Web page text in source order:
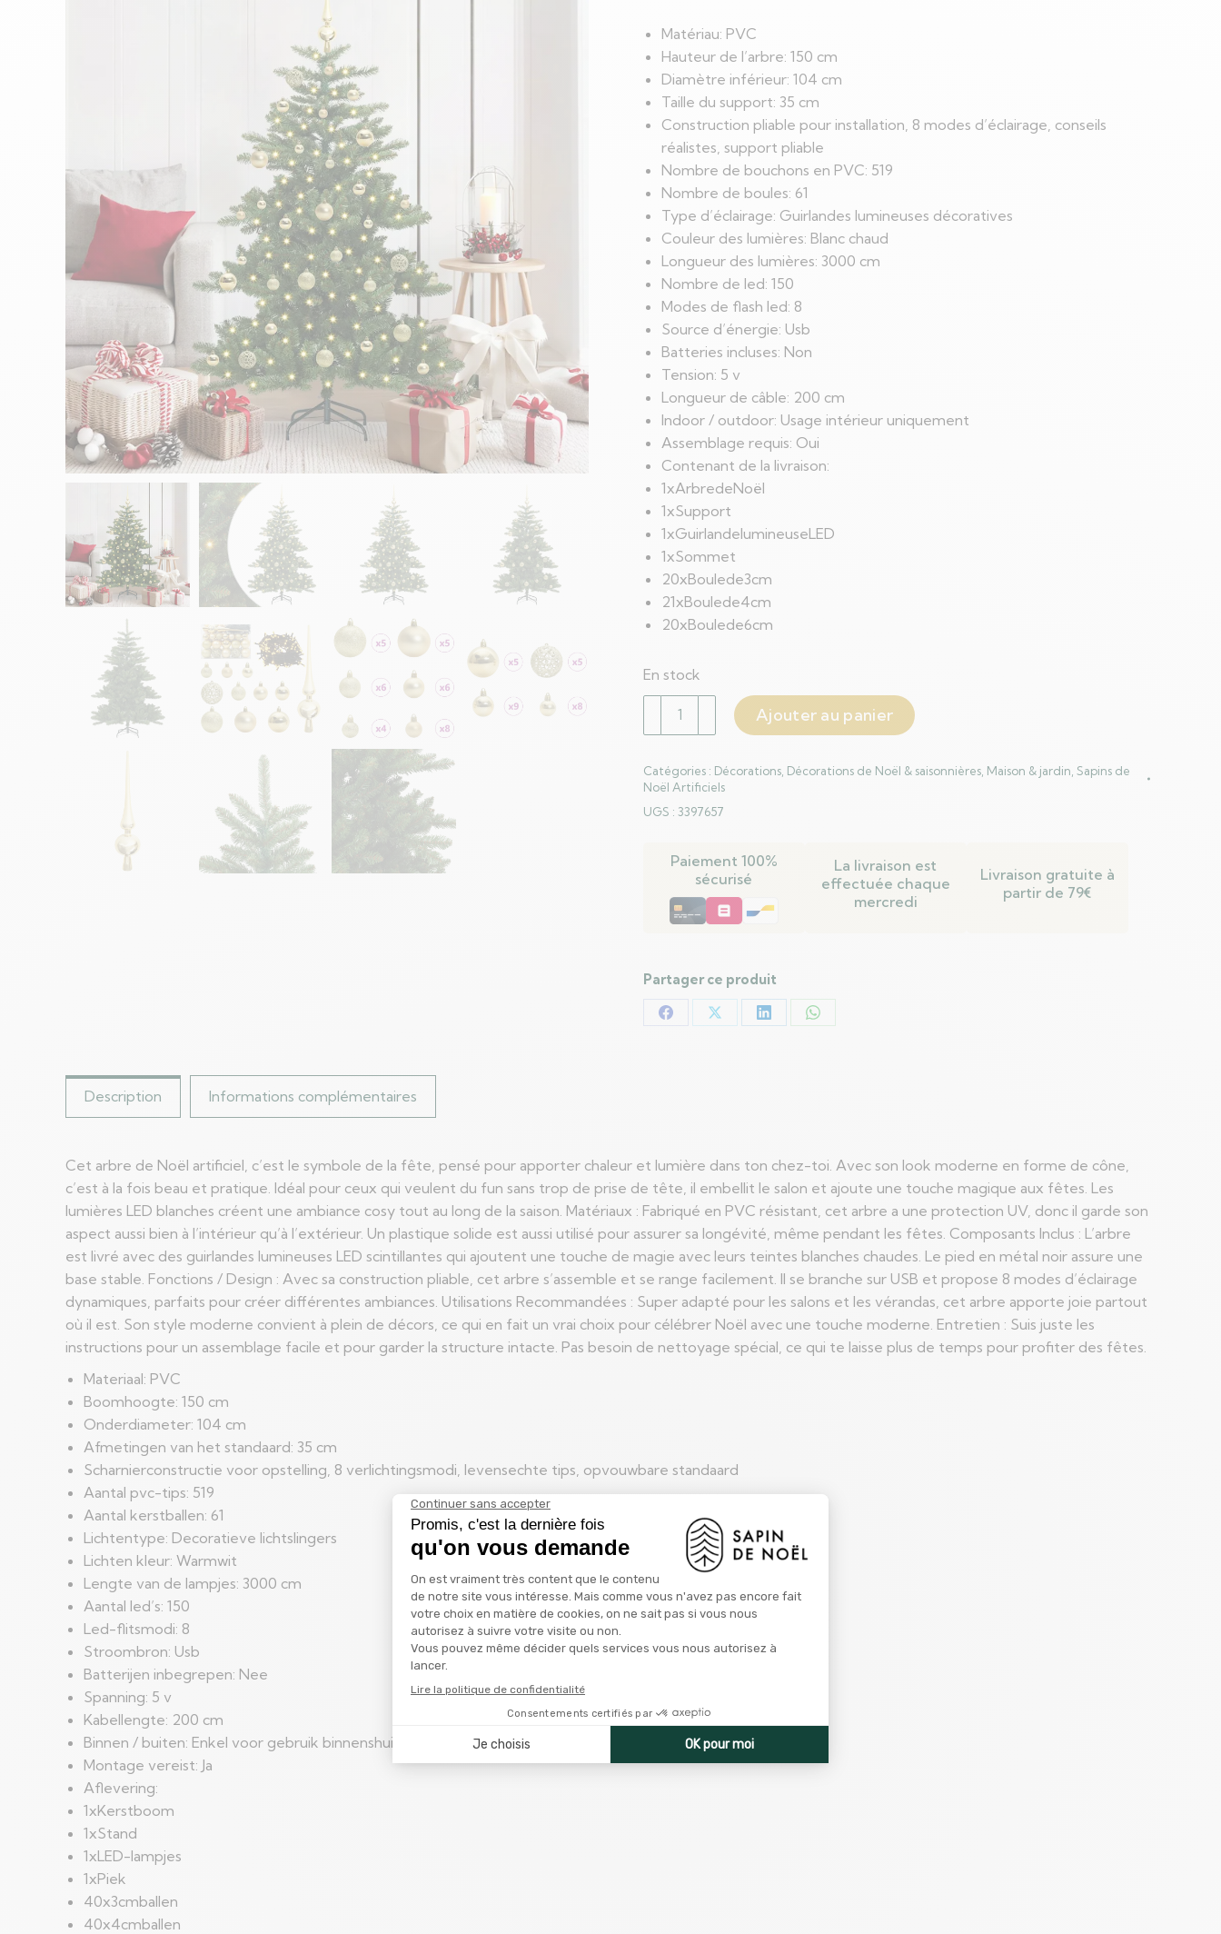
Matériau: PVC
Hauteur de l’arbre: 150 cm
Diamètre inférieur: 104 cm
Taille du support: 35 cm
Construction pliable pour installation, 8 modes d’éclairage, conseils
réalistes, support pliable
Nombre de bouchons en PVC: 519
Nombre de boules: 61
Type d’éclairage: Guirlandes lumineuses décoratives
Couleur des lumières: Blanc chaud
Longueur des lumières: 3000 cm
Nombre de led: 150
Modes de flash led: 8
Source d’énergie: Usb
Batteries incluses: Non
Tension: 5 v
Longueur de câble: 200 cm
Indoor / outdoor: Usage intérieur uniquement
Assemblage requis: Oui
Contenant de la livraison:
1xArbredeNoël
1xSupport
1xGuirlandelumineuseLED
1xSommet
20xBoulede3cm
21xBoulede4cm
20xBoulede6cm
En stock
quantité
de
Noël
Artificiel
Branches
Articulées
Ajouter au panier
Catégories : Décorations Décorations de Noël & saisonnières Maison & jardin Sapins de
Noël Artificiels
UGS : 3397657
Paiement 100%
sécurisé
La livraison est
effectuée chaque
mercredi
Livraison gratuite à
partir de 79€
Partager ce produit
PartagerPartagerPartagerPartager
Description
Informations complémentaires
Cet arbre de Noël artificiel, c’est le symbole de la fête, pensé pour apporter chaleur et lumière dans ton chez-toi. Avec son look moderne en forme de cône,
c’est à la fois beau et pratique. Idéal pour ceux qui veulent du fun sans trop de prise de tête, il embellit le salon et ajoute une touche magique aux fêtes. Les
lumières LED blanches créent une ambiance cosy tout au long de la saison. Matériaux : Fabriqué en PVC résistant, cet arbre a une protection UV, donc il garde son
aspect aussi bien à l’intérieur qu’à l’extérieur. Un plastique solide est aussi utilisé pour assurer sa longévité, même pendant les fêtes. Composants Inclus : L’arbre
est livré avec des guirlandes lumineuses LED scintillantes qui ajoutent une touche de magie avec leurs teintes blanches chaudes. Le pied en métal noir assure une
base stable. Fonctions / Design : Avec sa construction pliable, cet arbre s’assemble et se range facilement. Il se branche sur USB et propose 8 modes d’éclairage
dynamiques, parfaits pour créer différentes ambiances. Utilisations Recommandées : Super adapté pour les salons et les vérandas, cet arbre apporte joie partout
où il est. Son style moderne convient à plein de décors, ce qui en fait un vrai choix pour célébrer Noël avec une touche moderne. Entretien : Suis juste les
instructions pour un assemblage facile et pour garder la structure intacte. Pas besoin de nettoyage spécial, ce qui te laisse plus de temps pour profiter des fêtes.
Materiaal: PVC
Boomhoogte: 150 cm
Onderdiameter: 104 cm
Afmetingen van het standaard: 35 cm
Scharnierconstructie voor opstelling, 8 verlichtingsmodi, levensechte tips, opvouwbare standaard
Aantal pvc-tips: 519
Aantal kerstballen: 61
Lichtentype: Decoratieve lichtslingers
Lichten kleur: Warmwit
Lengte van de lampjes: 3000 cm
Aantal led’s: 150
Led-flitsmodi: 8
Stroombron: Usb
Batterijen inbegrepen: Nee
Spanning: 5 v
Kabellengte: 200 cm
Binnen / buiten: Enkel voor gebruik binnenshuis
Montage vereist: Ja
Aflevering:
1xKerstboom
1xStand
1xLED-lampjes
1xPiek
40x3cmballen
40x4cmballen